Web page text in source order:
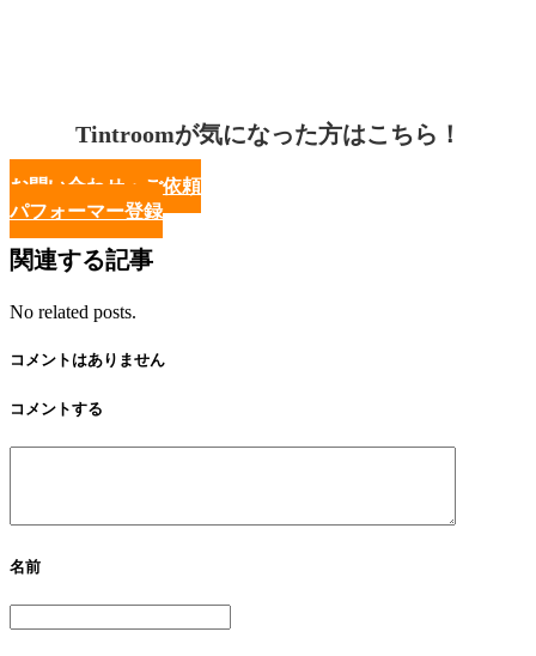
Tintroomが気になった方はこちら！
お問い合わせ・ご依頼
パフォーマー登録
関連する記事
No related posts.
コメントはありません
コメントする
名前